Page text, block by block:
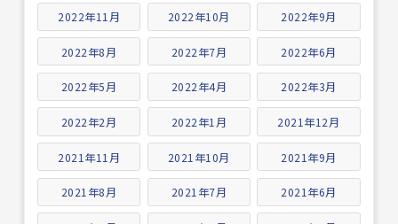
2022年11月 2022年10月 2022年9月
2022年8月 2022年7月 2022年6月
2022年5月 2022年4月 2022年3月
2022年2月 2022年1月 2021年12月
2021年11月 2021年10月 2021年9月
2021年8月 2021年7月 2021年6月